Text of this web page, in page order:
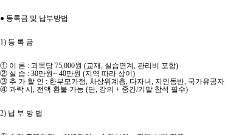
● 등록금 및 납부방법
1) 등 록 금
① 이 론 : 과목당 75,000원 (교재, 실습연계, 관리비 포함)
② 실 습 : 30만원~ 40만원 (지역 따라 상이)
③ 추 가 할 인 : 한부모가정, 차상위계층, 다자녀, 지인동반, 국가유공자
④ 과락 시, 전액 환불 가능 (단, 강의 + 중간/기말 참석 필수)
2) 납 부 방 법